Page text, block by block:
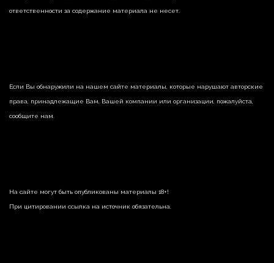
ответственности за содержание материала не несет.
Если Вы обнаружили на нашем сайте материалы, которые нарушают авторские
права, принадлежащие Вам, Вашей компании или организации, пожалуйста,
сообщите нам.
На сайте могут быть опубликованы материалы 18+!
При цитировании ссылка на источник обязательна.